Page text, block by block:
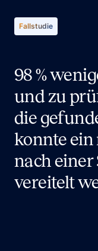
Fallstudie
98 %
und zu
die
konnte ein
nach einer
vereitelt